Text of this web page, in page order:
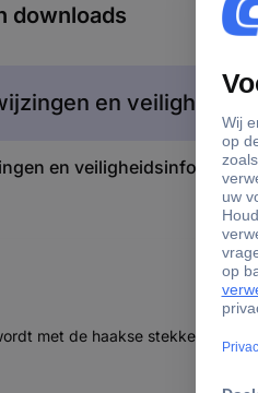
downloads
en
en veiligheidsinformatie
met de haakse stekker voor